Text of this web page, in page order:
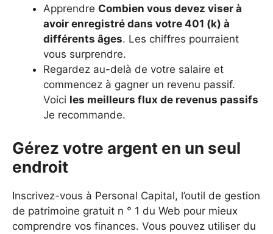
Apprendre Combien vous devez viser à
avoir enregistré dans votre 401 (k) à
différents âges. Les chiffres pourraient
vous surprendre.
Regardez au-delà de votre salaire et
commencez à gagner un revenu passif.
Voici les meilleurs flux de revenus passifs
Je recommande.
Gérez votre argent en un seul
endroit
Inscrivez-vous à Personal Capital, l’outil de gestion
de patrimoine gratuit n ° 1 du Web pour mieux
comprendre vos finances. Vous pouvez utiliser du